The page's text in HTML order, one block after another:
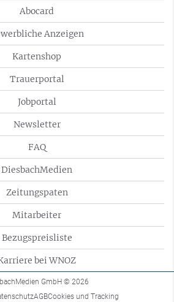
Abocard
Anzeigen
Kartenshop
Trauerportal
Jobportal
Newsletter
FAQ
DiesbachMedien
Zeitungspaten
Mitarbeiter
Bezugspreisliste
bei WNOZ
GmbH © 2026
AGBCookies und Tracking